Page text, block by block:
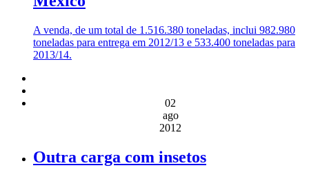
A venda, de um total de 1.516.380 toneladas, inclui 982.980
toneladas para entrega em 2012/13 e 533.400 toneladas para
2013/14.
02
ago
2012
Outra carga com insetos